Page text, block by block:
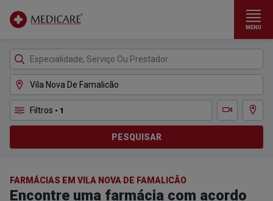
MENU
Filtros • 1
Teleconsulta
Ver
PESQUISAR
FARMÁCIAS EM VILA NOVA DE FAMALICÃO
Encontre uma farmácia com acordo